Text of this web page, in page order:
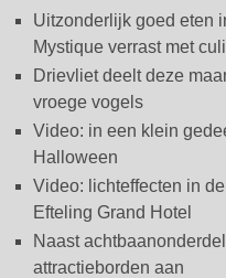
Uitzonderlijk goed eten
Mystique verrast met
Drievliet deelt deze
vroege vogels
Video: in een klein
Halloween
Video: lichteffecten in
Efteling Grand Hotel
Naast
attractieborden aan